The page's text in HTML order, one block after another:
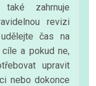
také zahrnuje
revizi
čas na
a pokud ne,
upravit
nebo dokonce